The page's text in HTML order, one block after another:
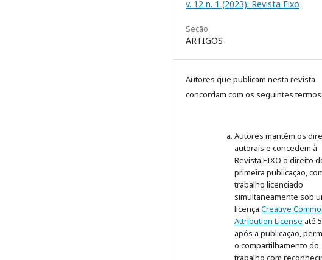
v. 12 n. 1 (2023): Revista Eixo
Seção
ARTIGOS
Autores que publicam nesta revista
concordam com os seguintes termos:
Autores mantém os
autorais e concedem à
Revista EIXO o direito
primeira publicação,
trabalho licenciado
simultaneamente sob
licença Creative
Attribution License até
após a publicação,
o compartilhamento do